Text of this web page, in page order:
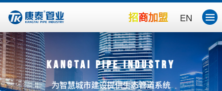
EN
招商加盟
Kangtai Pipe Industry
为智慧城市建设提供生态管道系统